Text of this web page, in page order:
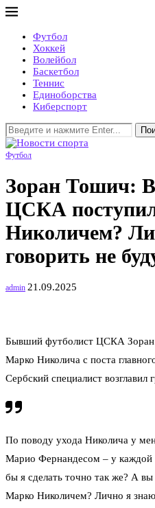
Футбол
Хоккей
Волейбол
Баскетбол
Теннис
Единоборства
Киберспорт
Футбол
Зоран Тошич:
ЦСКА
Николичем?
говорить не
admin 21.09.2025
Бывший футболист ЦСКА Зоран
Марко Николича с поста
Сербский специалист возглавил
По поводу ухода Николича у
Марио Фернандесом – у каждой
бы я сделать точно так же? А
Марко Николичем? Лично я